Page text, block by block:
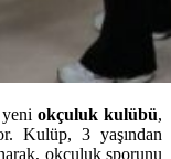
yeniokçuluk kulübü,
Kulüp, 3 yaşından
okçuluk sporunu